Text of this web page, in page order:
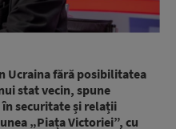
Ucraina fără posibilitatea
stat vecin, spune
securitate și relații
„Piața Victoriei”, cu